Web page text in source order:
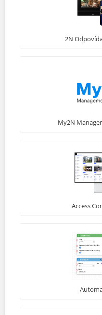
2N
My2N
Access